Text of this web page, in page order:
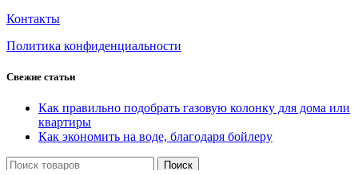
Контакты
Политика конфиденциальности
Свежие статьи
Как правильно подобрать газовую колонку для дома или
квартиры
Как экономить на воде, благодаря бойлеру
Поиск